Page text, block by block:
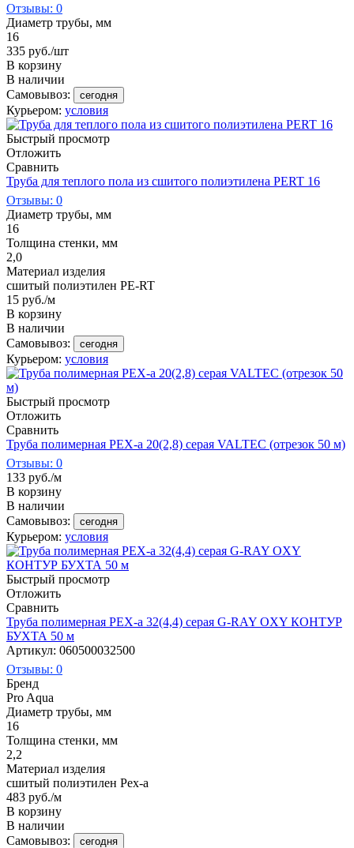
Отзывы: 0
Диаметр трубы, мм
16
335 руб./шт
В корзину
В наличии
Самовывоз:
сегодня
Курьером: условия
Быстрый просмотр
Отложить
Сравнить
Труба для теплого пола из сшитого полиэтилена РЕRT 16
Отзывы: 0
Диаметр трубы, мм
16
Толщина стенки, мм
2,0
Материал изделия
сшитый полиэтилен PE-RT
15 руб./м
В корзину
В наличии
Самовывоз:
сегодня
Курьером: условия
Быстрый просмотр
Отложить
Сравнить
Труба полимерная PEX-a 20(2,8) серая VALTEC (отрезок 50 м)
Отзывы: 0
133 руб./м
В корзину
В наличии
Самовывоз:
сегодня
Курьером: условия
Быстрый просмотр
Отложить
Сравнить
Труба полимерная PEX-a 32(4,4) серая G-RAY OXY КОНТУР
БУХТА 50 м
Артикул: 060500032500
Отзывы: 0
Бренд
Pro Aqua
Диаметр трубы, мм
16
Толщина стенки, мм
2,2
Материал изделия
сшитый полиэтилен Pex-a
483 руб./м
В корзину
В наличии
Самовывоз:
сегодня